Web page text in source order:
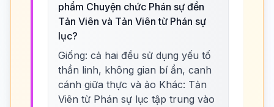
phẩm Chuyện chức Phán sự đền
Tản Viên và Tản Viên từ Phán sự
lục?
Giống: cả hai đều sử dụng yếu tố
thần linh, không gian bí ẩn, canh
cánh giữa thực và ảo Khác: Tản
Viên từ Phán sự lục tập trung vào